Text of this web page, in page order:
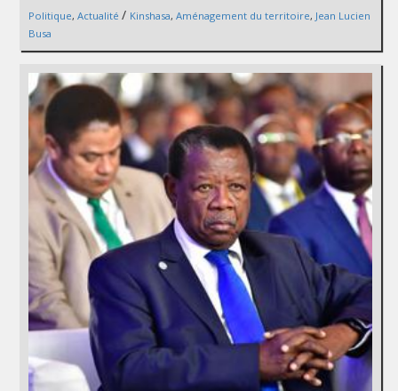
Politique, Actualité / Kinshasa, Aménagement du territoire, Jean Lucien
Busa